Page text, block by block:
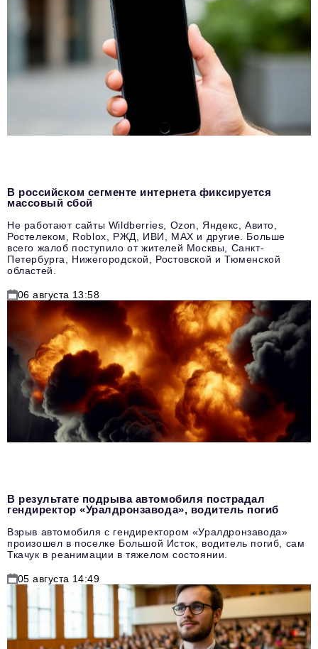
В российском сегменте интернета фиксируется
массовый сбой
Не работают сайты Wildberries, Ozon, Яндекс, Авито,
Ростелеком, Roblox, РЖД, ИВИ, MAX и другие. Больше
всего жалоб поступило от жителей Москвы, Санкт-
Петербурга, Нижегородской, Ростовской и Тюменской
областей.
06 августа 13:58
В результате подрыва автомобиля пострадал
гендиректор «Уралдронзавода», водитель погиб
Взрыв автомобиля с гендиректором «Уралдронзавода»
произошел в поселке Большой Исток, водитель погиб, сам
Ткачук в реанимации в тяжелом состоянии.
05 августа 14:49